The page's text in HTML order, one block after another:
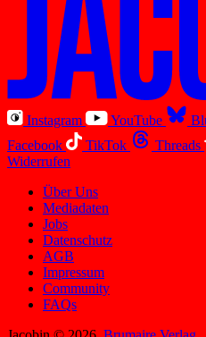
Instagram YouTube
Facebook
TikTok Threads
Widerrufen
Über Uns
Mediadaten
Jobs
Datenschutz
AGB
Impressum
Community
FAQs